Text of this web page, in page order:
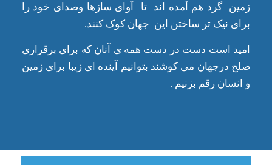
زمین گرد هم آمده اند تا آوای سازها وصدای خود را
برای نیک تر ساختن این جهان کوک کنند.
امید است دست در دست همه ی آنان که برای برقراری
صلح درجهان می کوشند بتوانیم آینده ای زیبا برای زمین
و انسان رقم بزنیم .